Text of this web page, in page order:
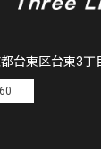
台東区台東3丁